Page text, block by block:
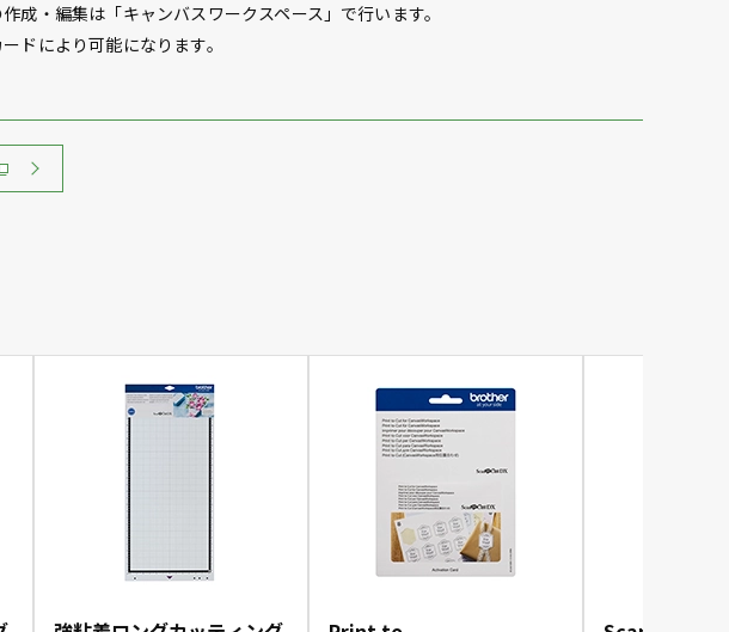
成・編集は「キャンバスワークスペース」で行います。
ドにより可能になります。